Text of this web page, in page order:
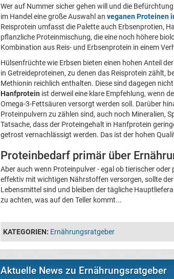
Wer auf Nummer sicher gehen will und die
im Handel eine große Auswahl an veganen Proteinen
Reisprotein umfasst die Palette auch Erbsenprotien,
pflanzliche Proteinmischung, die eine noch höhere
Kombination aus Reis- und Erbsenprotein in einem
Hülsenfrüchte wie Erbsen bieten einen hohen Anteil
in Getreideproteinen, zu denen das Reisprotein zählt,
Methionin reichlich enthalten. Diese sind dagegen
Hanfprotein ist derweil eine klare Empfehlung, wenn
Omega-3-Fettsäuren versorgt werden soll. Darüber
Proteinpulvern zu zählen sind, auch noch Mineralien,
Tatsache, dass der Proteingehalt in Hanfprotein
getrost vernachlässigt werden. Das ist der hohen
Proteinbedarf primär über
Aber auch wenn Proteinpulver - egal ob tierischer
effektiv mit wichtigen Nährstoffen versorgen, sollte
Lebensmittel sind und bleiben der tägliche
zu achten, was auf den Teller kommt...
KATEGORIEN: Ernährungsratgeber
Aktuelle News zu Ernährungsratgeber